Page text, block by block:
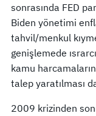
sonrasında FED
Biden yönetimi
tahvil/menkul
genişlemede
kamu
talep yaratılması
2009 krizinden